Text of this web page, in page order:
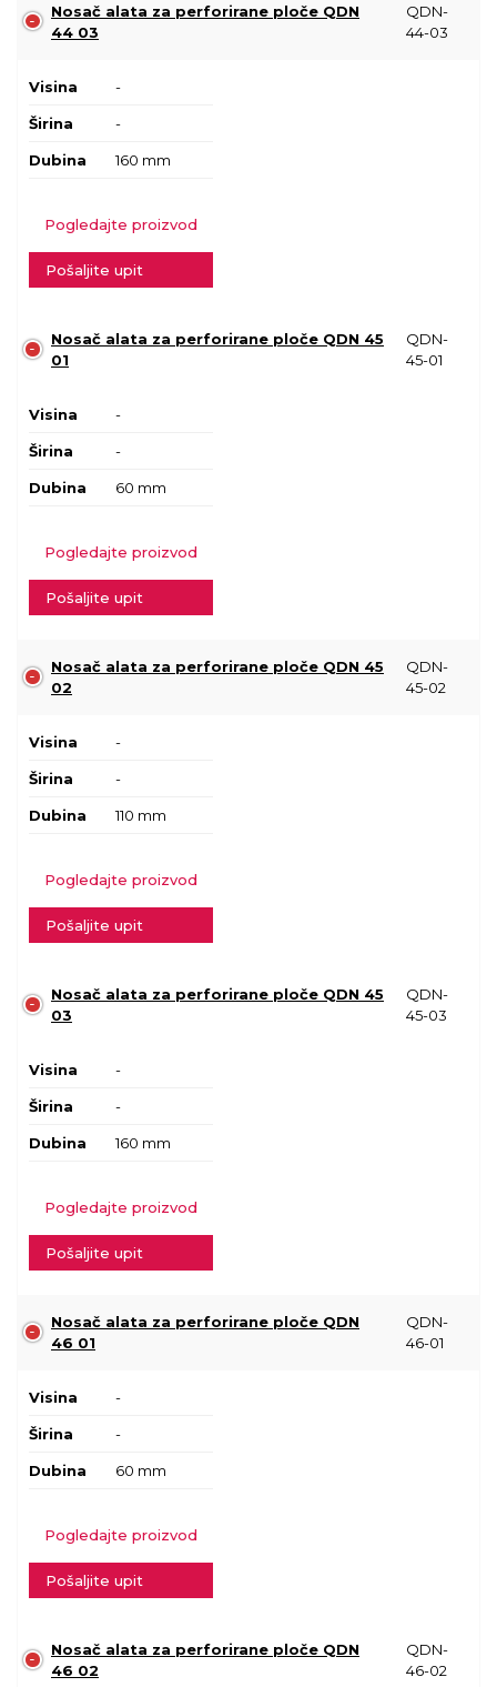
Nosač alata za perforirane ploče QDN
44 03
QDN-
44-03
Visina -
Širina -
Dubina 160 mm
Pogledajte proizvod
Pošaljite upit
Nosač alata za perforirane ploče QDN 45
01
QDN-
45-01
Visina -
Širina -
Dubina 60 mm
Pogledajte proizvod
Pošaljite upit
Nosač alata za perforirane ploče QDN 45
02
QDN-
45-02
Visina -
Širina -
Dubina 110 mm
Pogledajte proizvod
Pošaljite upit
Nosač alata za perforirane ploče QDN 45
03
QDN-
45-03
Visina -
Širina -
Dubina 160 mm
Pogledajte proizvod
Pošaljite upit
Nosač alata za perforirane ploče QDN
46 01
QDN-
46-01
Visina -
Širina -
Dubina 60 mm
Pogledajte proizvod
Pošaljite upit
Nosač alata za perforirane ploče QDN
46 02
QDN-
46-02